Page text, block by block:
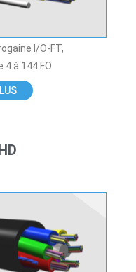
I/O-FT,
à 144 FO